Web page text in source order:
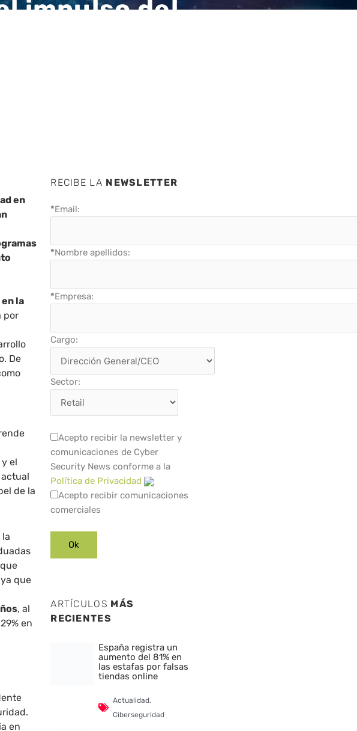
impulso del
en
la
por
De
el
de la
que
, al
en
en
RECIBE LA NEWSLETTER
*Email:
*Nombre apellidos:
*Empresa:
Cargo:
Sector:
Acepto recibir la newsletter y
comunicaciones de Cyber
Security News conforme a la
Política de Privacidad
Acepto recibir comunicaciones
comerciales
ARTÍCULOS MÁS
RECIENTES
España registra un
aumento del 81% en
las estafas por falsas
tiendas online
Actualidad,
Ciberseguridad